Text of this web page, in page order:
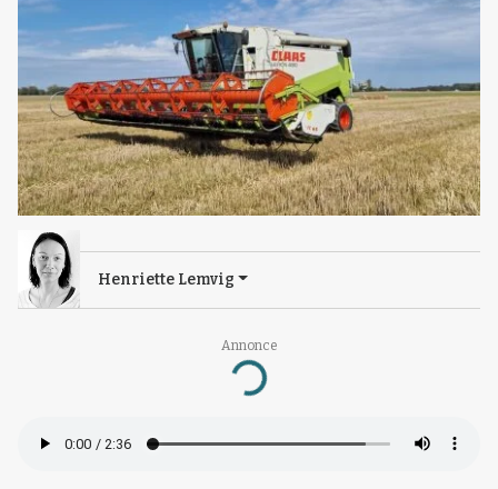
Annonce
Loading...
Henriette Lemvig